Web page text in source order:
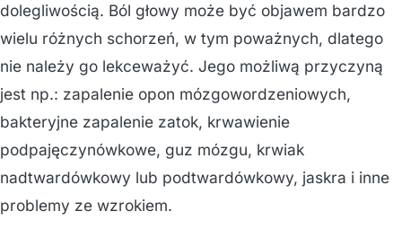
dolegliwością. Ból głowy może być objawem bardzo
wielu różnych schorzeń, w tym poważnych, dlatego
nie należy go lekceważyć. Jego możliwą przyczyną
jest np.: zapalenie opon mózgowordzeniowych,
bakteryjne zapalenie zatok, krwawienie
podpajęczynówkowe, guz mózgu, krwiak
nadtwardówkowy lub podtwardówkowy, jaskra i inne
problemy ze wzrokiem.